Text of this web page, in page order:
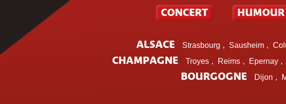
CONCERT HUMOUR
ALSACE Strasbourg , Sausheim ,
CHAMPAGNE Troyes , Reims , Epernay ,
BOURGOGNE Dijon ,